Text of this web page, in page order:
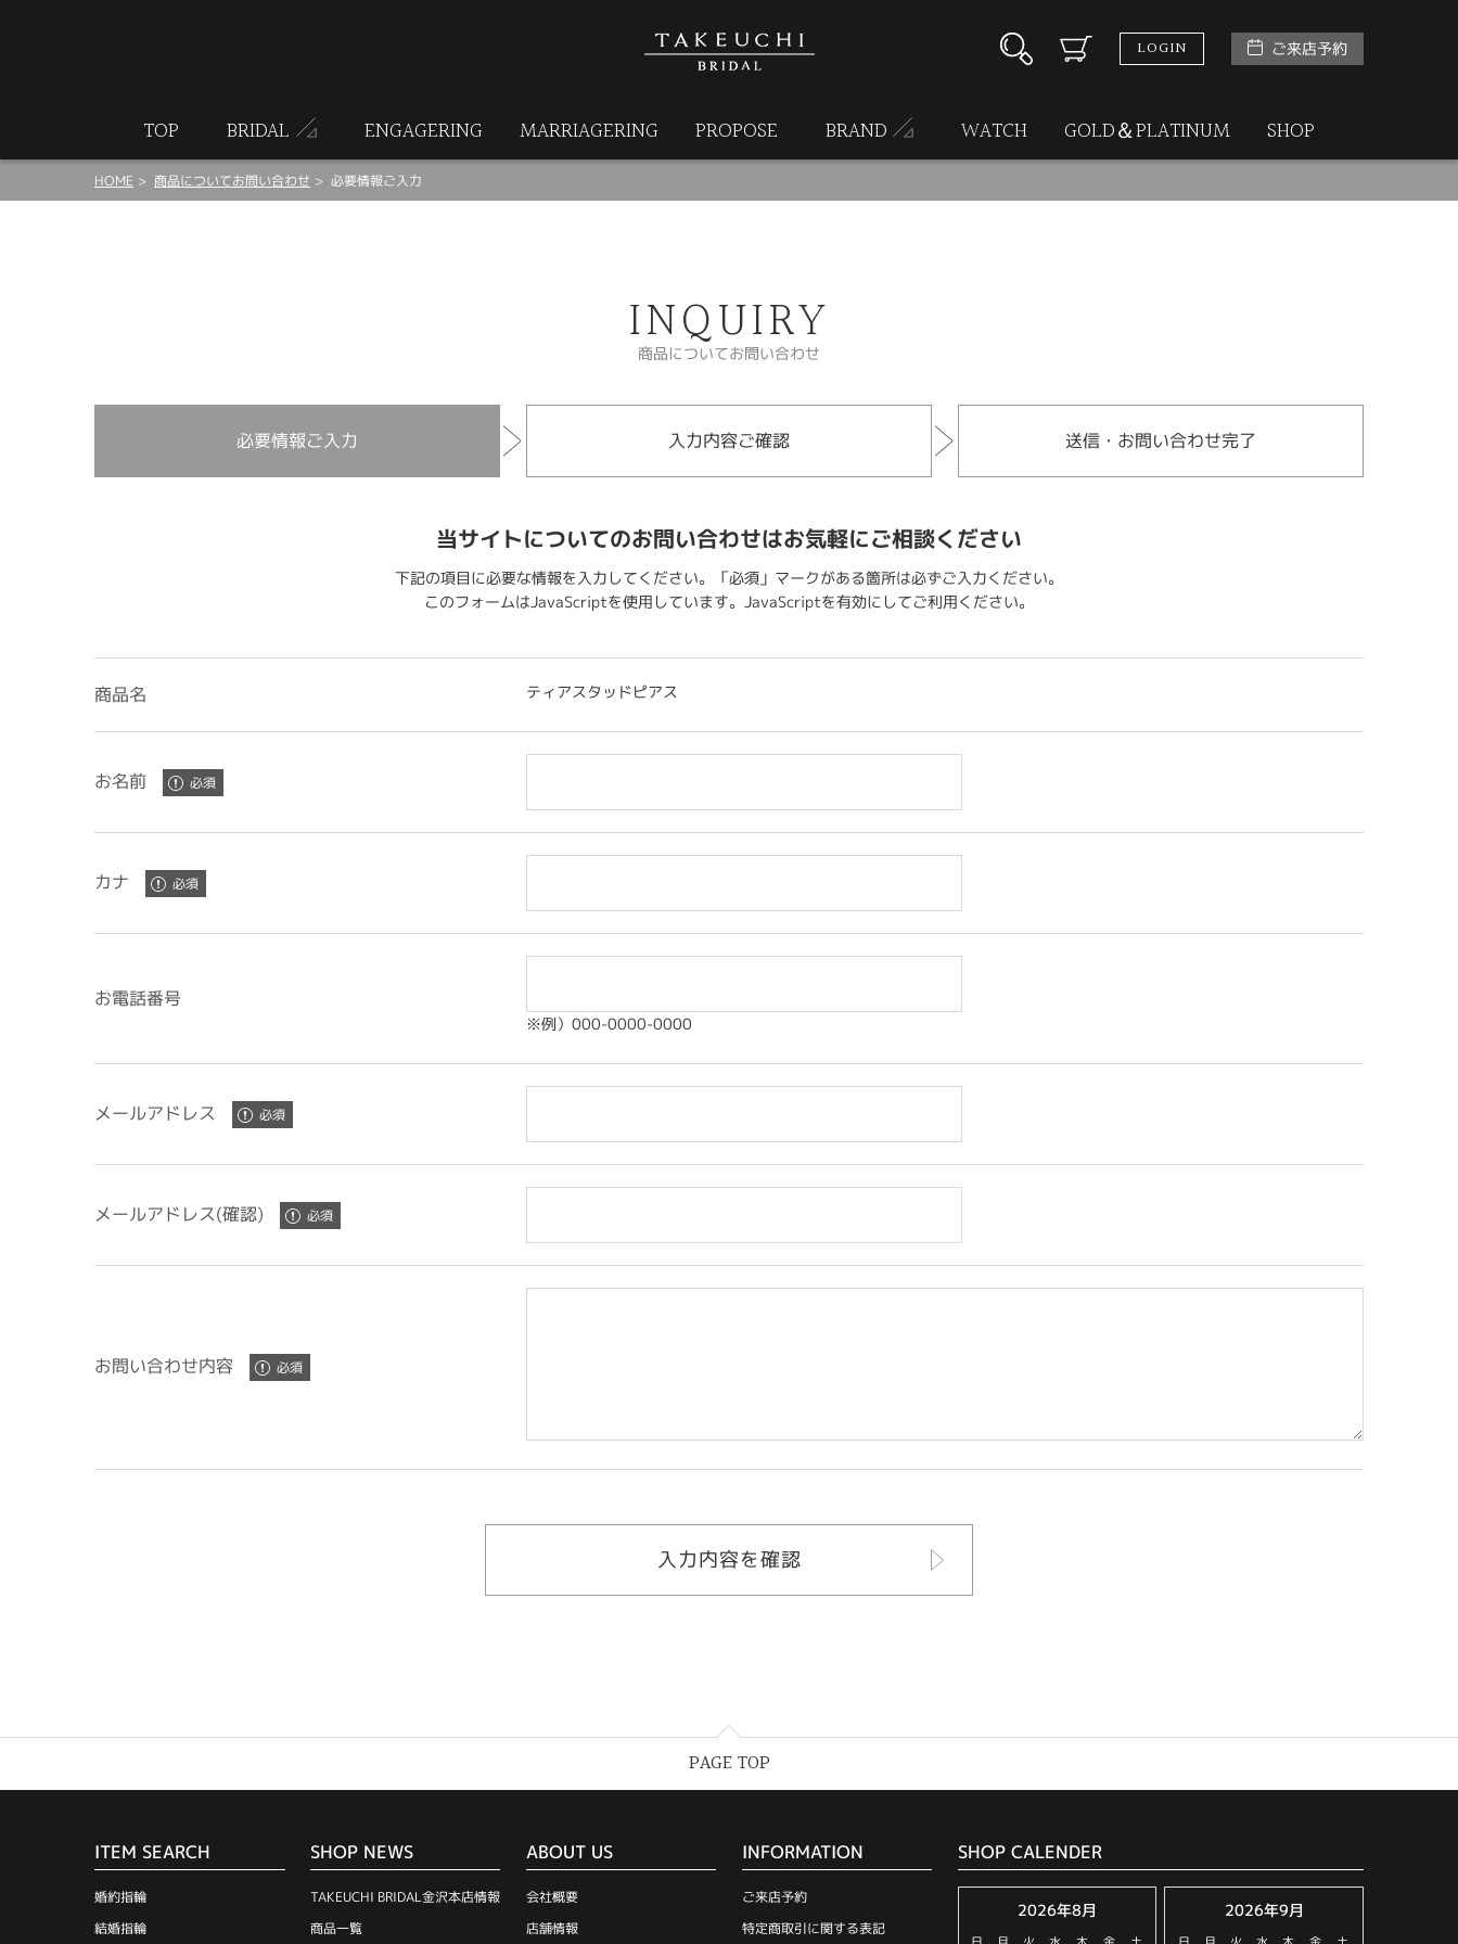
LOGIN ご来店予約
TOP BRIDAL ENGAGERING MARRIAGERING PROPOSE BRAND WATCH GOLD＆PLATINUM SHOP
HOME 商品についてお問い合わせ 必要情報ご入力
INQUIRY
商品についてお問い合わせ
必要情報ご入力 入力内容ご確認 送信・お問い合わせ完了
当サイトについてのお問い合わせはお気軽にご相談ください
下記の項目に必要な情報を入力してください。「必須」マークがある箇所は必ずご入力ください。
このフォームはJavaScriptを使用しています。JavaScriptを有効にしてご利用ください。
商品名 ティアスタッドピアス
お名前
カナ
お電話番号
※例）000-0000-0000
メールアドレス
メールアドレス(確認)
お問い合わせ内容
PAGE TOP
ITEM SEARCH
婚約指輪
結婚指輪
SHOP NEWS
TAKEUCHI BRIDAL金沢本店情報
商品一覧
ABOUT US
会社概要
店舗情報
INFORMATION
ご来店予約
特定商取引に関する表記
SHOP CALENDER
2026年8月 2026年9月